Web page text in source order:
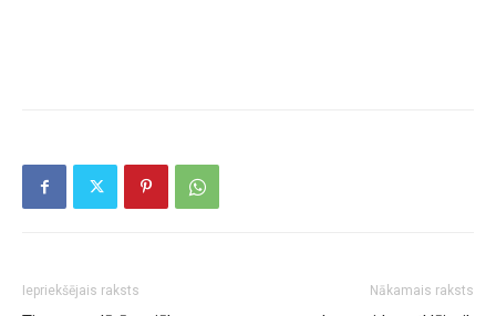
Iepriekšējais raksts Nākamais raksts